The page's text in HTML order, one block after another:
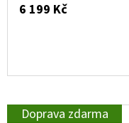
6 199 Kč
Doprava zdarma